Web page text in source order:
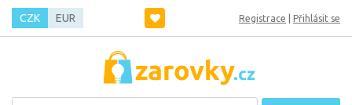
CZK EUR Registrace Přihlásit se